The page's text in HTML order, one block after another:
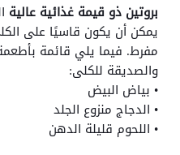
بروتين ذو قيمة غذائية عالية
يمكن أن يكون قاسيًا على
مفرط. فيما يلي قائمة
والصديقة للكلى:
• بياض البيض
• الدجاج منزوع الجلد
• اللحوم قليلة الدهن